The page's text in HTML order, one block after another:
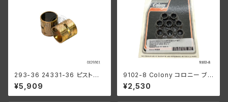
293-36 24331-36 ピストン
ピンブッシング 2個組
¥5,909
9102-8 Colony コロニー ブラ
ック オキサイド シリンダーベー
ス ナット セット ハーレーダビッ
ドソン 1978-1984年 80キュー
¥2,530